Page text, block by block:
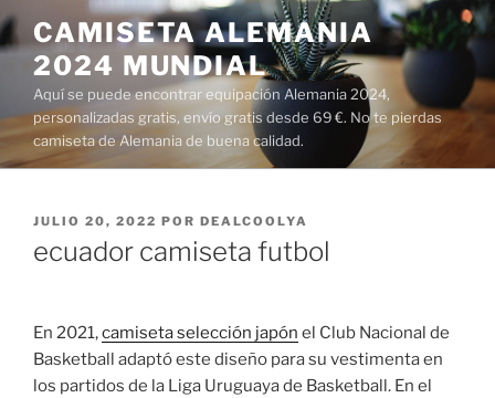
Saltar
al
contenido
CAMISETA ALEMANIA
2024 MUNDIAL
Aquí se puede encontrar equipación Alemania 2024,
personalizadas gratis, envío gratis desde 69 €. No te pierdas
camiseta de Alemania de buena calidad.
PUBLICADO
JULIO 20, 2022 POR DEALCOOLYA
ecuador camiseta futbol
En 2021,camiseta selección japón el Club Nacional de
Basketball adaptó este diseño para su vestimenta en
los partidos de la Liga Uruguaya de Basketball. En el